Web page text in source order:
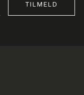
TILMELD